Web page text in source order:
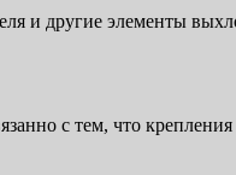
и другие элементы
с тем, что